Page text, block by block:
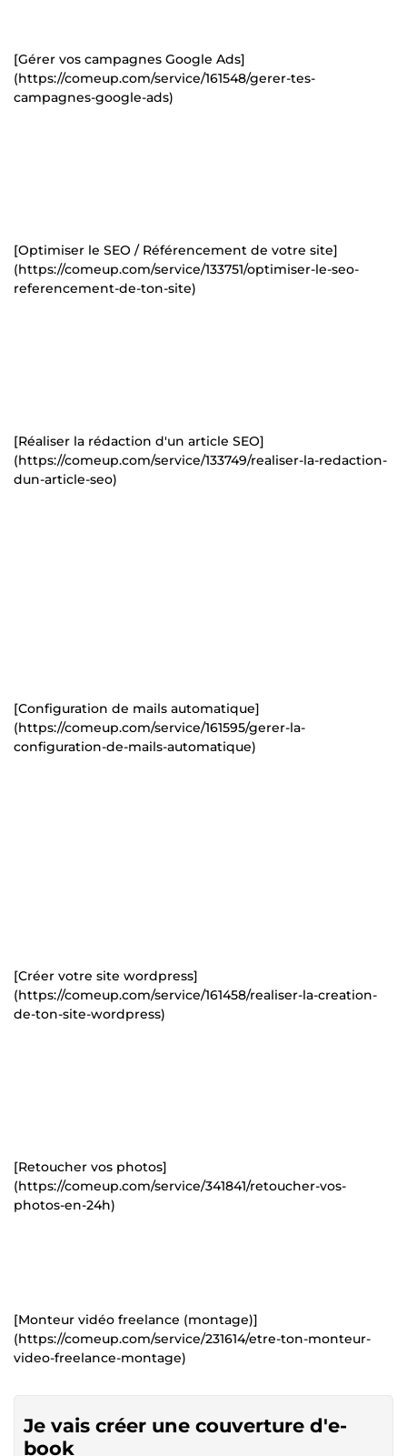
[Gérer vos campagnes Google Ads]
(https://comeup.com/service/161548/gerer-tes-
campagnes-google-ads)
[Optimiser le SEO / Référencement de votre site]
(https://comeup.com/service/133751/optimiser-le-seo-
referencement-de-ton-site)
[Réaliser la rédaction d'un article SEO]
(https://comeup.com/service/133749/realiser-la-redaction-
dun-article-seo)
[Configuration de mails automatique]
(https://comeup.com/service/161595/gerer-la-
configuration-de-mails-automatique)
[Créer votre site wordpress]
(https://comeup.com/service/161458/realiser-la-creation-
de-ton-site-wordpress)
[Retoucher vos photos]
(https://comeup.com/service/341841/retoucher-vos-
photos-en-24h)
[Monteur vidéo freelance (montage)]
(https://comeup.com/service/231614/etre-ton-monteur-
video-freelance-montage)
Je vais créer une couverture d'e-
book